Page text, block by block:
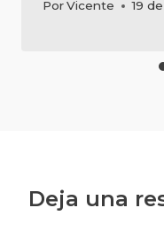
PorVicente 19
Deja una